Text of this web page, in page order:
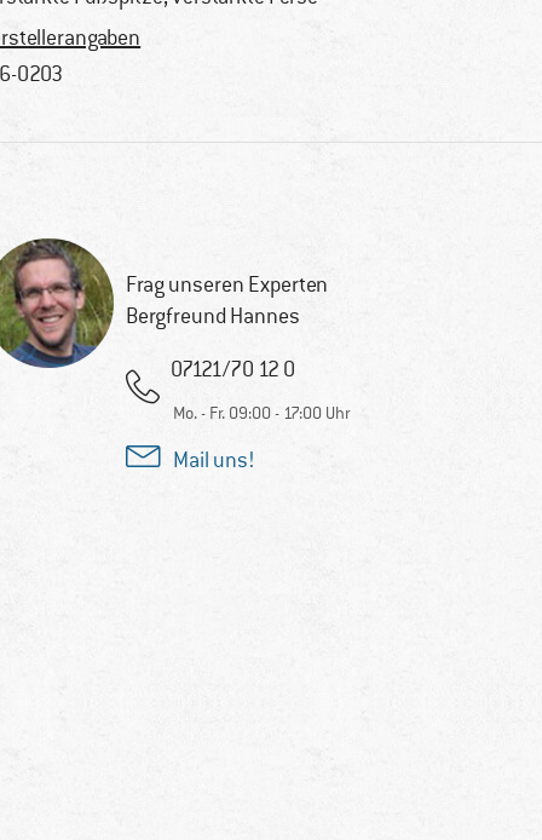
0203
Frag unseren Experten
Bergfreund Hannes
07121/70 12 0
Mo. - Fr. 09:00 - 17:00 Uhr
Mail uns!